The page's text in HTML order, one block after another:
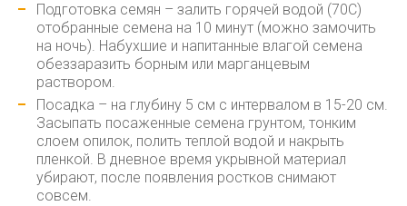
Подготовка семян – залить горячей водой (70С)
отобранные семена на 10 минут (можно замочить
на ночь). Набухшие и напитанные влагой семена
обеззаразить борным или марганцевым
раствором.
Посадка – на глубину 5 см с интервалом в 15-20 см.
Засыпать посаженные семена грунтом, тонким
слоем опилок, полить теплой водой и накрыть
пленкой. В дневное время укрывной материал
убирают, после появления ростков снимают
совсем.